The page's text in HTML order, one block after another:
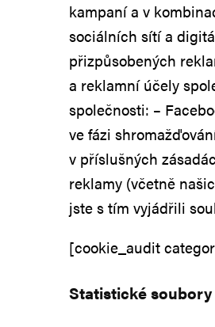
kampaní a v
sociálních sítí a
přizpůsobených
a reklamní účely
společnosti: –
ve fázi
v příslušných
reklamy (včetně
jste s tím vyjádřili
[cookie_audit
Statistické